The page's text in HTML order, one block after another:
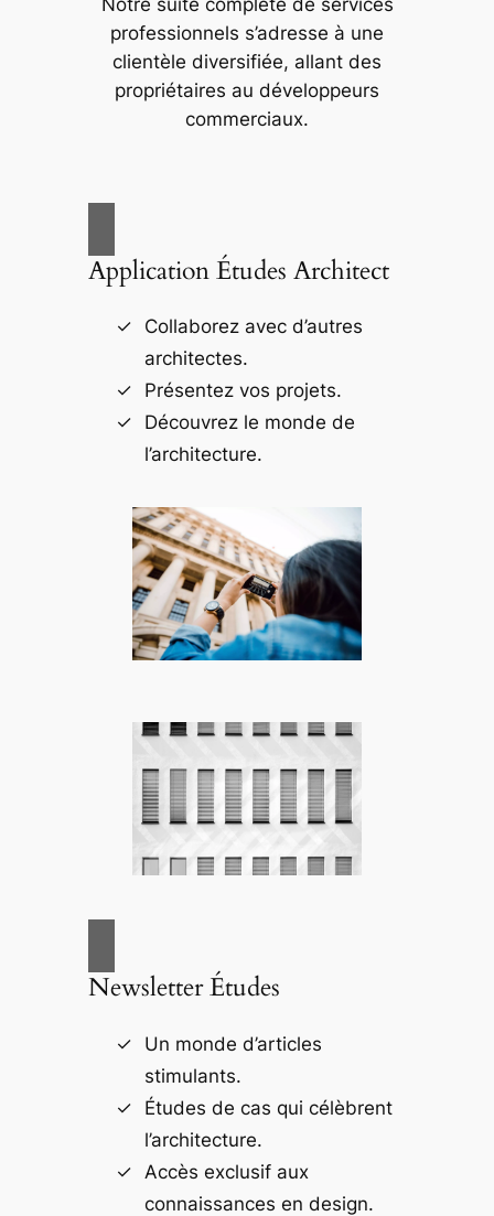
Notre suite complète de services
professionnels s’adresse à une
clientèle diversifiée, allant des
propriétaires au développeurs
commerciaux.
Application Études Architect
Collaborez avec d’autres
architectes.
Présentez vos projets.
Découvrez le monde de
l’architecture.
Newsletter Études
Un monde d’articles
stimulants.
Études de cas qui célèbrent
l’architecture.
Accès exclusif aux
connaissances en design.